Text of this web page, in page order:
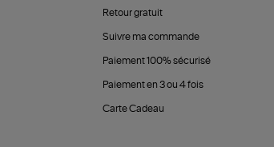
Retour gratuit
Suivre ma commande
Paiement 100% sécurisé
Paiement en 3 ou 4 fois
Carte Cadeau